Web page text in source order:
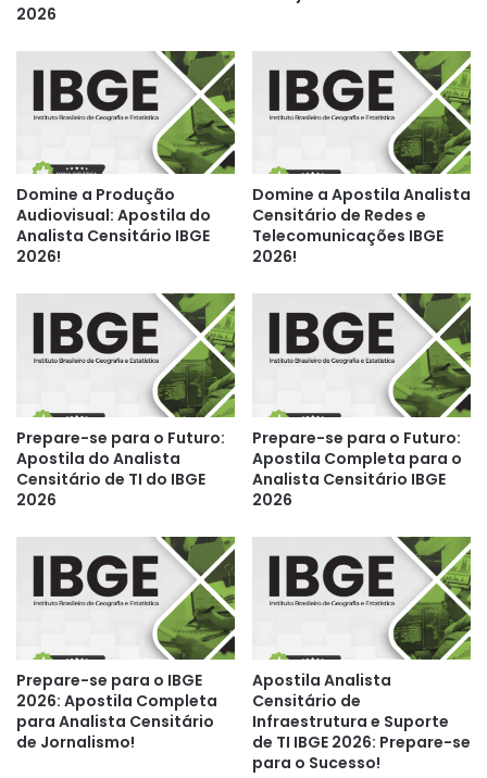
2026
Domine a Produção
Audiovisual: Apostila do
Analista Censitário IBGE
2026!
Domine a Apostila Analista
Censitário de Redes e
Telecomunicações IBGE
2026!
Prepare-se para o Futuro:
Apostila do Analista
Censitário de TI do IBGE
2026
Prepare-se para o Futuro:
Apostila Completa para o
Analista Censitário IBGE
2026
Prepare-se para o IBGE
2026: Apostila Completa
para Analista Censitário
de Jornalismo!
Apostila Analista
Censitário de
Infraestrutura e Suporte
de TI IBGE 2026: Prepare-se
para o Sucesso!